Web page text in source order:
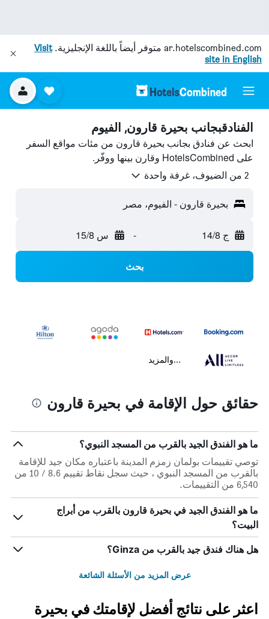
ar.hotelscombined.com متوفر أيضاً باللغة الإنجليزية.Visit
site in English
الفنادقبجانب بحيرة قارون, الفيوم
ابحث عن فنادق بجانب بحيرة قارون من مئات مواقع السفر
على HotelsCombined وقارن بينها ووفّر.
2 من الضيوف، غرفة واحدة
بحيرة قارون - الفيوم، مصر
ج 14/8 - س 15/8
بحث
...والمزيد
حقائق حول الإقامة في بحيرة قارون
ما هو الفندق الجيد بالقرب من المسجد النبوي؟
توصي تقييمات بولمان زمزم المدينة باعتباره مكان جيد للإقامة
بالقرب من المسجد النبوي ، حيث سجل نقاط تقييم 8.6 / 10 من
6,540 من التقييمات.
ما هو الفندق الجيد في بحيرة قارون بالقرب من أبراج
البيت؟
هل هناك فندق جيد بالقرب من Ginza؟
عرض المزيد من الأسئلة الشائعة
اعثر على نتائج أفضل لإقامتك في بحيرة